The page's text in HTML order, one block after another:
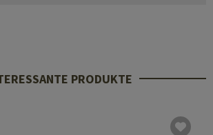
PRODUKTE